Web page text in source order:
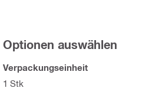
Optionen auswählen
Verpackungseinheit
1 Stk